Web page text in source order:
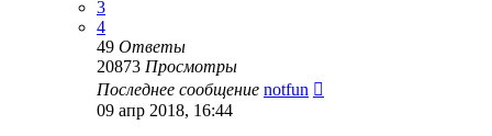
3
4
49 Ответы
20873 Просмотры
Последнее сообщение notfun
09 апр 2018, 16:44